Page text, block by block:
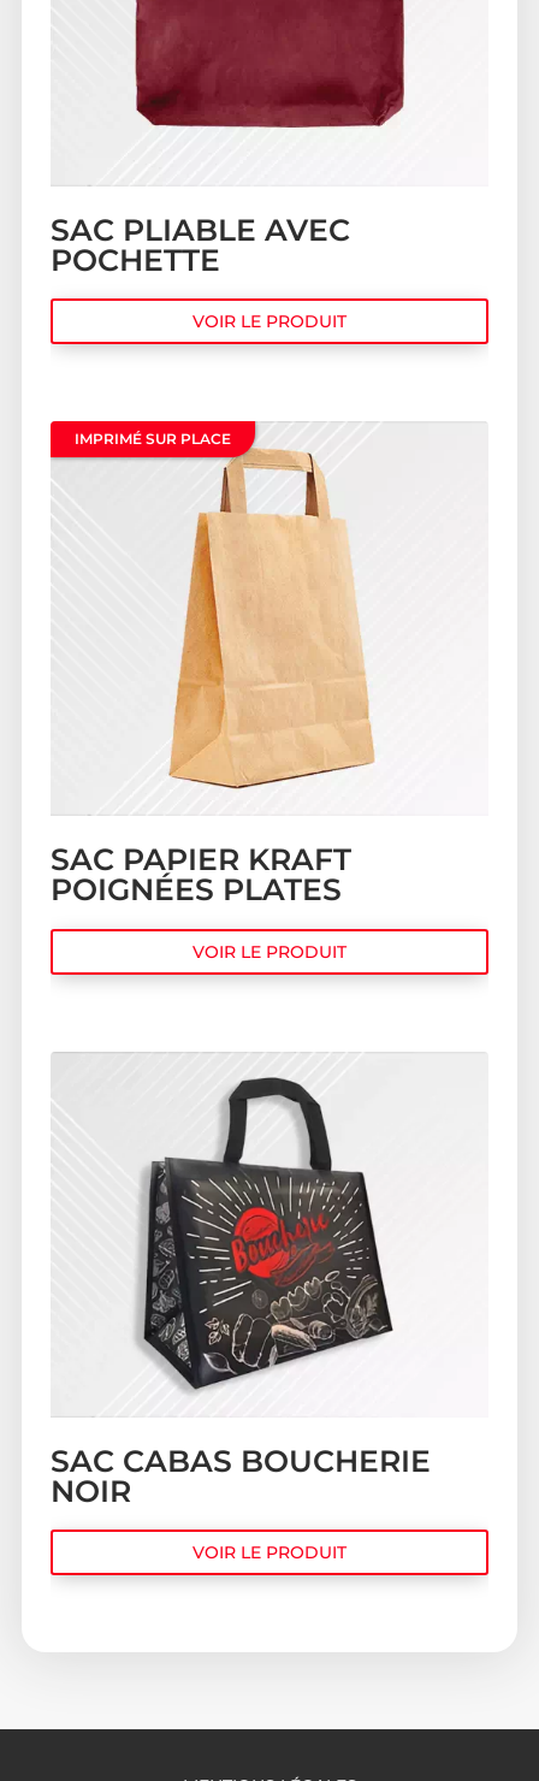
SAC PLIABLE AVEC
POCHETTE
VOIR LE PRODUIT
SAC PAPIER KRAFT
POIGNÉES PLATES
VOIR LE PRODUIT
IMPRIMÉ SUR PLACE
SAC CABAS BOUCHERIE
NOIR
VOIR LE PRODUIT